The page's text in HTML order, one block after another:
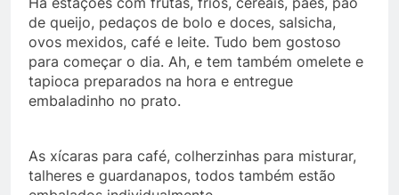
de queijo, pedaços de bolo e doces, salsicha,
ovos mexidos, café e leite. Tudo bem gostoso
para começar o dia. Ah, e tem também omelete e
tapioca preparados na hora e entregue
embaladinho no prato.
As xícaras para café, colherzinhas para misturar,
talheres e guardanapos, todos também estão